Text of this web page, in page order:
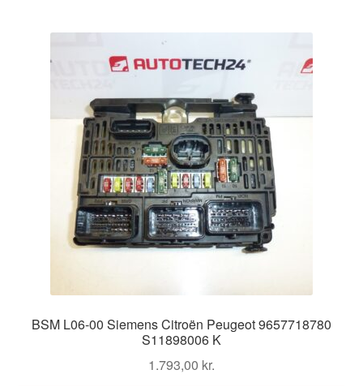
BSM L06-00 Siemens Citroën Peugeot 9657718780
S11898006 K
1.793,00 kr.